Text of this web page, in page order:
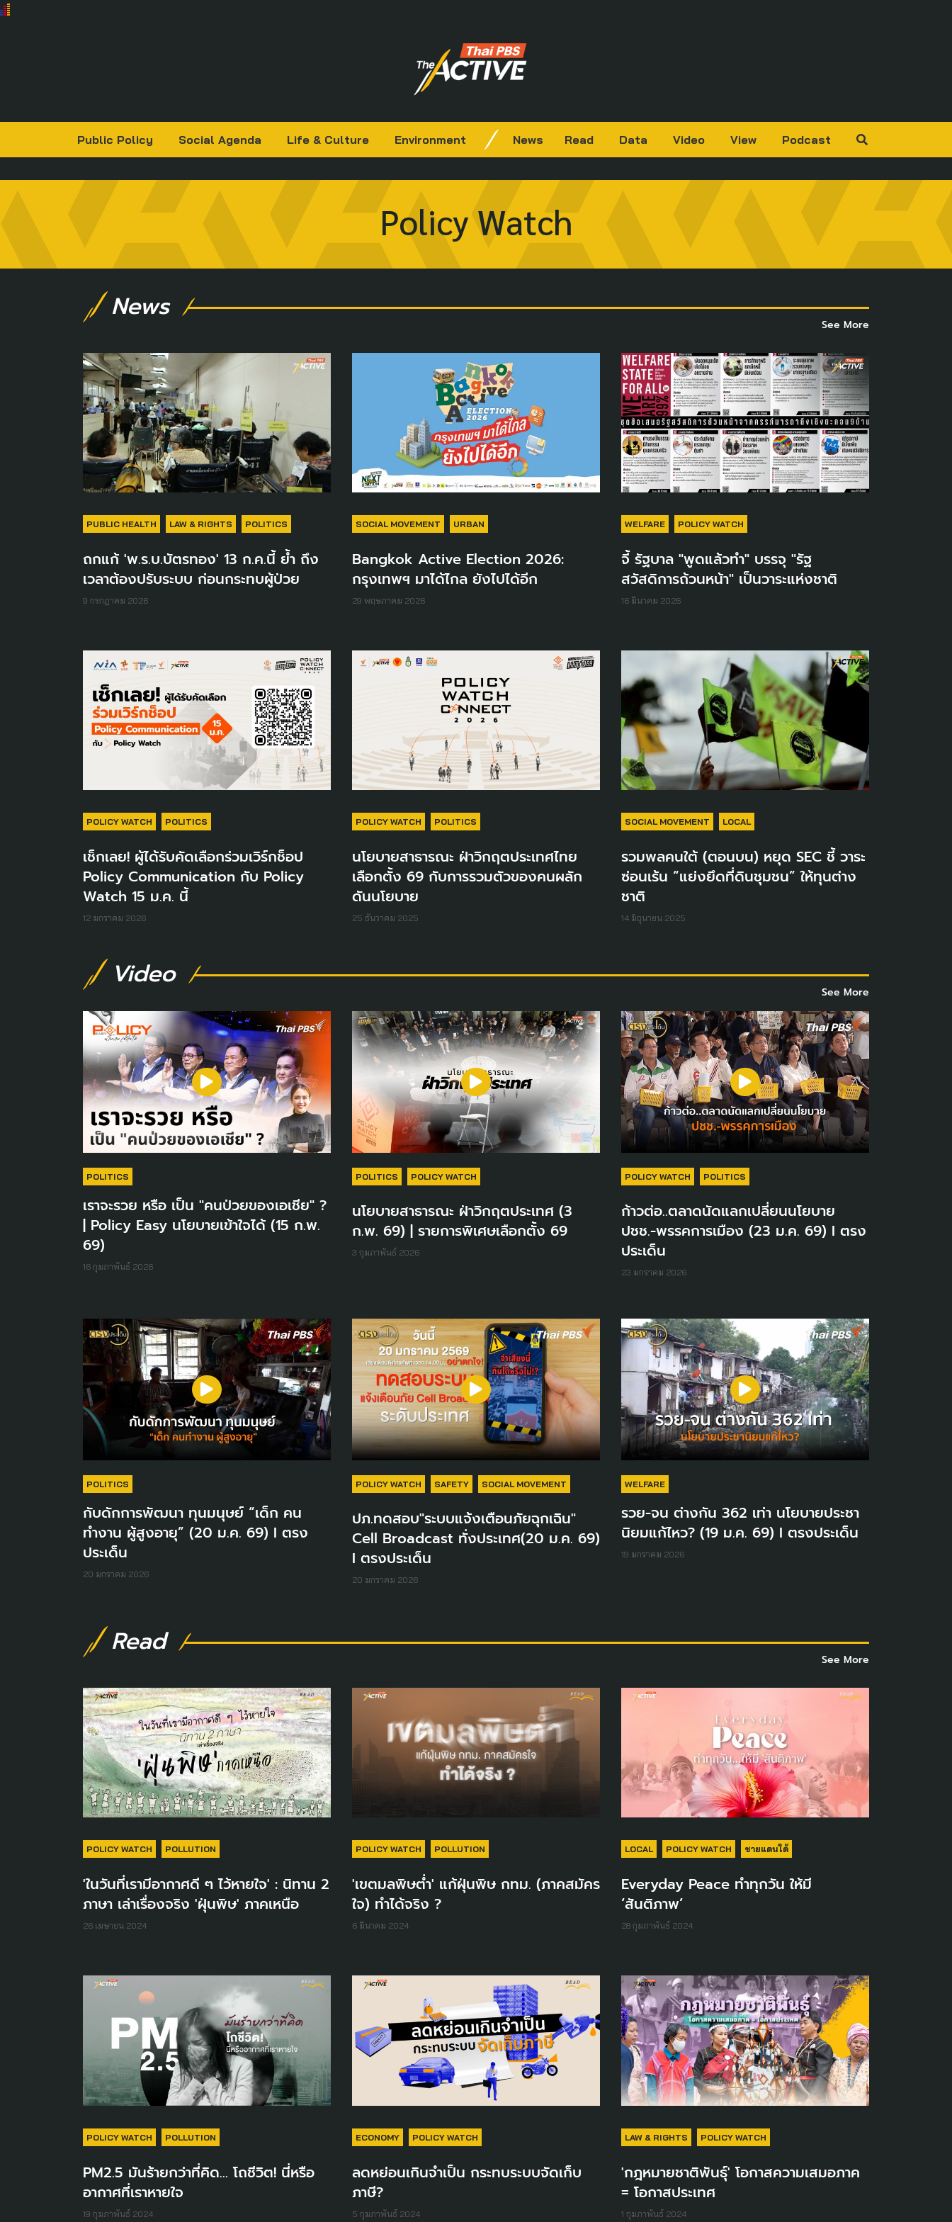
Public Policy Social Agenda Life & Culture Environment News Read Data Video View Podcast
Policy Watch
News
See More
PUBLIC HEALTH LAW & RIGHTS POLITICS
ถกแก้ 'พ.ร.บ.บัตรทอง' 13 ก.ค.นี้ ย้ำ ถึง
เวลาต้องปรับระบบ ก่อนกระทบผู้ป่วย
9 กรกฎาคม 2026
SOCIAL MOVEMENT URBAN
Bangkok Active Election 2026:
กรุงเทพฯ มาได้ไกล ยังไปได้อีก
29 พฤษภาคม 2026
WELFARE POLICY WATCH
จี้ รัฐบาล "พูดแล้วทำ" บรรจุ "รัฐ
สวัสดิการถ้วนหน้า" เป็นวาระแห่งชาติ
16 มีนาคม 2026
POLICY WATCH POLITICS
เช็กเลย! ผู้ได้รับคัดเลือกร่วมเวิร์กช็อป
Policy Communication กับ Policy
Watch 15 ม.ค. นี้
12 มกราคม 2026
POLICY WATCH POLITICS
นโยบายสาธารณะ ฝ่าวิกฤตประเทศไทย
เลือกตั้ง 69 กับการรวมตัวของคนผลัก
ดันนโยบาย
25 ธันวาคม 2025
SOCIAL MOVEMENT LOCAL
รวมพลคนใต้ (ตอนบน) หยุด SEC ชี้ วาระ
ซ่อนเร้น “แย่งยึดที่ดินชุมชน” ให้ทุนต่าง
ชาติ
14 มิถุนายน 2025
Video
See More
POLITICS
เราจะรวย หรือ เป็น "คนป่วยของเอเชีย" ?
| Policy Easy นโยบายเข้าใจได้ (15 ก.พ.
69)
16 กุมภาพันธ์ 2026
POLITICS POLICY WATCH
นโยบายสาธารณะ ฝ่าวิกฤตประเทศ (3
ก.พ. 69) | รายการพิเศษเลือกตั้ง 69
3 กุมภาพันธ์ 2026
POLICY WATCH POLITICS
ก้าวต่อ..ตลาดนัดแลกเปลี่ยนนโยบาย
ปชช.-พรรคการเมือง (23 ม.ค. 69) I ตรง
ประเด็น
23 มกราคม 2026
POLITICS
กับดักการพัฒนา ทุนมนุษย์ “เด็ก คน
ทำงาน ผู้สูงอายุ” (20 ม.ค. 69) I ตรง
ประเด็น
20 มกราคม 2026
POLICY WATCH SAFETY SOCIAL MOVEMENT
ปภ.ทดสอบ"ระบบแจ้งเตือนภัยฉุกเฉิน"
Cell Broadcast ทั่งประเทศ(20 ม.ค. 69)
I ตรงประเด็น
20 มกราคม 2026
WELFARE
รวย-จน ต่างกัน 362 เท่า นโยบายประชา
นิยมแก้ไหว? (19 ม.ค. 69) I ตรงประเด็น
19 มกราคม 2026
Read
See More
POLICY WATCH POLLUTION
'ในวันที่เรามีอากาศดี ๆ ไว้หายใจ' : นิทาน 2
ภาษา เล่าเรื่องจริง 'ฝุ่นพิษ' ภาคเหนือ
26 เมษายน 2024
POLICY WATCH POLLUTION
'เขตมลพิษต่ำ' แก้ฝุ่นพิษ กทม. (ภาคสมัคร
ใจ) ทำได้จริง ?
6 มีนาคม 2024
LOCAL POLICY WATCH ชายแดนใต้
Everyday Peace ทำทุกวัน ให้มี
‘สันติภาพ’
28 กุมภาพันธ์ 2024
POLICY WATCH POLLUTION
PM2.5 มันร้ายกว่าที่คิด... โถชีวิต! นี่หรือ
อากาศที่เราหายใจ
19 กุมภาพันธ์ 2024
ECONOMY POLICY WATCH
ลดหย่อนเกินจำเป็น กระทบระบบจัดเก็บ
ภาษี?
5 กุมภาพันธ์ 2024
LAW & RIGHTS POLICY WATCH
'กฎหมายชาติพันธุ์' โอกาสความเสมอภาค
= โอกาสประเทศ
1 กุมภาพันธ์ 2024